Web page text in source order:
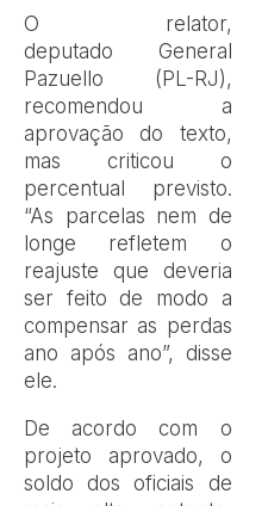
O relator,
deputado General
Pazuello (PL-RJ),
recomendou a
aprovação do texto,
mas criticou o
percentual previsto.
“As parcelas nem de
longe refletem o
reajuste que deveria
ser feito de modo a
compensar as perdas
ano após ano”, disse
ele.
De acordo com o
projeto aprovado, o
soldo dos oficiais de